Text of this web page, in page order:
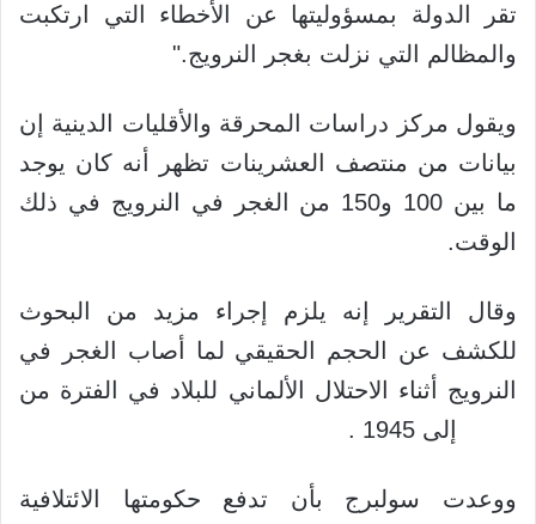
تقر الدولة بمسؤوليتها عن الأخطاء التي ارتكبت
والمظالم التي نزلت بغجر النرويج."
ويقول مركز دراسات المحرقة والأقليات الدينية إن
بيانات من منتصف العشرينات تظهر أنه كان يوجد
ما بين 100 و150 من الغجر في النرويج في ذلك
الوقت.
وقال التقرير إنه يلزم إجراء مزيد من البحوث
للكشف عن الحجم الحقيقي لما أصاب الغجر في
النرويج أثناء الاحتلال الألماني للبلاد في الفترة من
ووعدت سولبرج بأن تدفع حكومتها الائتلافية